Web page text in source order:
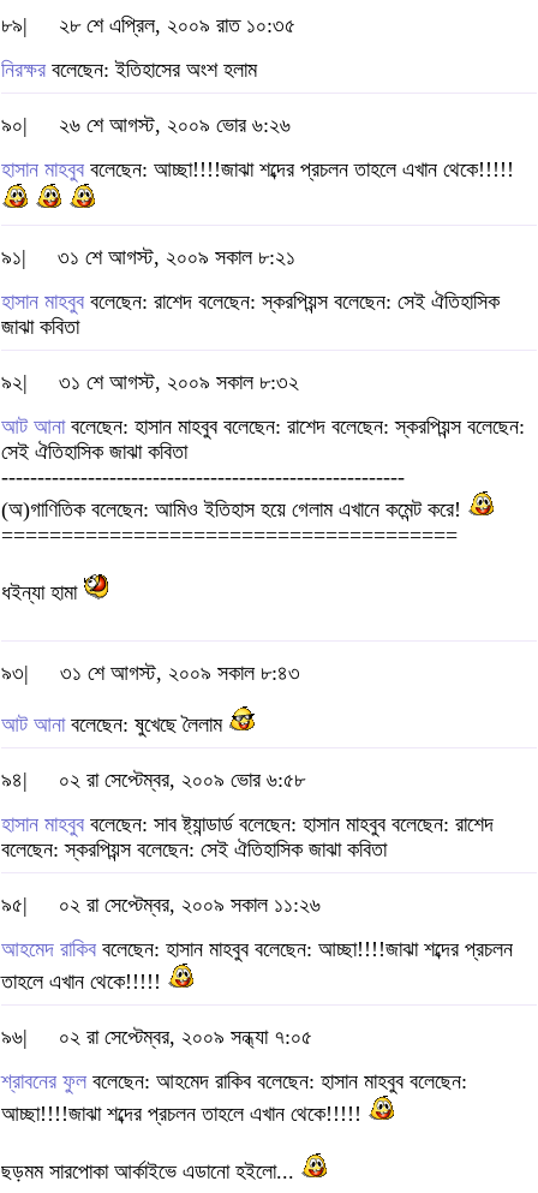
৮৯|
২৮ শে এপ্রিল, ২০০৯ রাত ১০:৩৫
নিরক্ষর বলেছেন: ইতিহাসের অংশ হলাম
৯০|
২৬ শে আগস্ট, ২০০৯ ভোর ৬:২৬
হাসান মাহবুব বলেছেন: আচ্ছা!!!!জাঝা শব্দের প্রচলন তাহলে এখান থেকে!!!!!
৯১|
৩১ শে আগস্ট, ২০০৯ সকাল ৮:২১
হাসান মাহবুব বলেছেন: রাশেদ বলেছেন: স্করপিয়ন্স বলেছেন: সেই ঐতিহাসিক
জাঝা কবিতা
৯২|
৩১ শে আগস্ট, ২০০৯ সকাল ৮:৩২
আট আনাবলেছেন: হাসান মাহবুব বলেছেন: রাশেদ বলেছেন: স্করপিয়ন্স বলেছেন:
সেই ঐতিহাসিক জাঝা কবিতা
--------------------------------------------------------
(অ)গাণিতিক বলেছেন: আমিও ইতিহাস হয়ে গেলাম এখানে কমেন্ট করে!
======================================
ধইন্যা হামা
৯৩| ৩১ শে আগস্ট, ২০০৯ সকাল ৮:৪৩
আট আনাবলেছেন: ষুখেছে লৈলাম
৯৪|
০২ রা সেপ্টেম্বর, ২০০৯ ভোর ৬:৫৮
হাসান মাহবুব বলেছেন: সাব ষ্ট্যান্ডার্ড বলেছেন: হাসান মাহবুব বলেছেন: রাশেদ
বলেছেন: স্করপিয়ন্স বলেছেন: সেই ঐতিহাসিক জাঝা কবিতা
৯৫|
০২ রা সেপ্টেম্বর, ২০০৯ সকাল ১১:২৬
আহমেদ রাকিব বলেছেন: হাসান মাহবুব বলেছেন: আচ্ছা!!!!জাঝা শব্দের প্রচলন
তাহলে এখান থেকে!!!!!
৯৬|
০২ রা সেপ্টেম্বর, ২০০৯ সন্ধ্যা ৭:০৫
শ্রাবনের ফুল বলেছেন: আহমেদ রাকিব বলেছেন: হাসান মাহবুব বলেছেন:
আচ্ছা!!!!জাঝা শব্দের প্রচলন তাহলে এখান থেকে!!!!!
ছড়মম সারপোকা আর্কাইভে এডানো হইলো...